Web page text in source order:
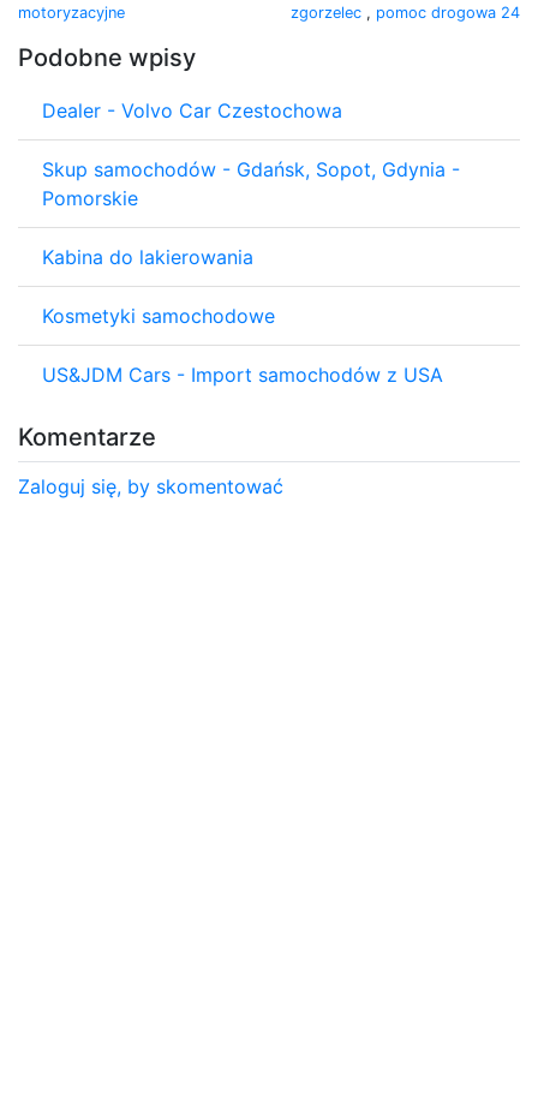
motoryzacyjne
zgorzelec , pomoc drogowa 24
Podobne wpisy
Dealer - Volvo Car Czestochowa
Skup samochodów - Gdańsk, Sopot, Gdynia -
Pomorskie
Kabina do lakierowania
Kosmetyki samochodowe
US&JDM Cars - Import samochodów z USA
Komentarze
Zaloguj się, by skomentować